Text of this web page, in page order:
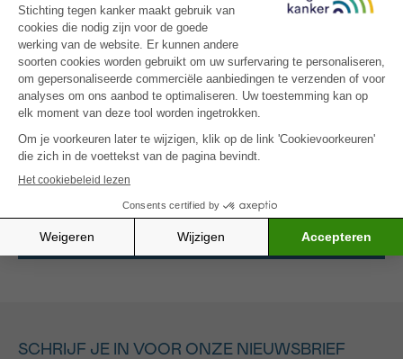
deze fouten precies bijdragen tot de ontwikkeling
van een PTCL tumor. Als we dit weten, kunnen we
nieuwe therapeutische targets identificeren. Deze
zullen we dan testen in de muismodellen die we
ontwikkeld hebben. Het resultaat van dit
onderzoek zal kunnen bijdragen tot het opzetten
van nieuwe klinische studies voor het uittesten van
nieuwe behandelingen voor PTCL patiënten.
Alle gefinancierde projecten
SCHRIJF JE IN VOOR ONZE NIEUWSBRIEF